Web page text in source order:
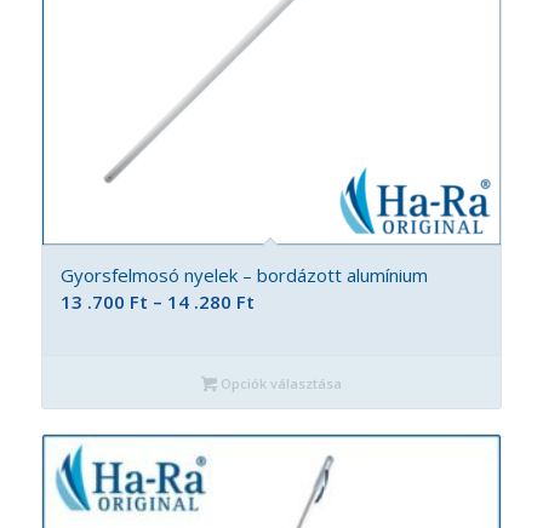
Gyorsfelmosó nyelek – bordázott alumínium
13 .700 Ft – 14 .280 FtÁrtartomány:
-
14
.280 Ft
Opciók választása